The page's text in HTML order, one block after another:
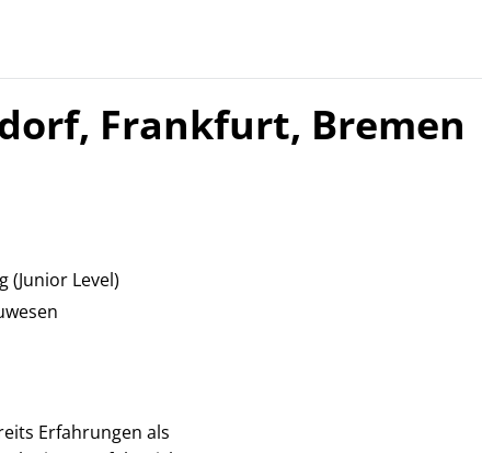
Frankfurt, Bremen
(Junior Level)
Erfahrungen als